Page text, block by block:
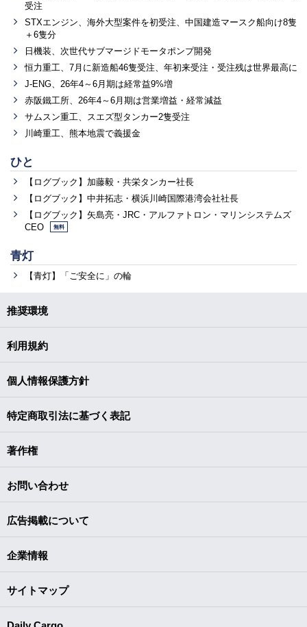
受注
STXエンジン、海外大型案件を初受注、中国建造マースク船向け8隻
＋6隻分
日機装、次世代サブマージドモータポンプ開発
恒力重工、7月に新造船46隻受注、年初来受注・受注残は世界最高に
J-ENG、26年4～6月期は経常益9%増
赤阪鐵工所、26年4～6月期は営業増益・経常減益
サムスン重工、スエズ型タンカー2隻受注
川崎重工、熊本地震で義援金
ひと
【ログブック】加藤毅・共栄タンカー社長
【ログブック】中井拓志・横浜川崎国際港湾会社社長
【ログブック】矢島亮・JRC・アルファトロン・マリンシステムズ
CEO
無料
青灯
【青灯】「ご安全に」の輪
推奨環境
利用規約
個人情報保護方針
特定商取引法に基づく表記
著作権
お問い合わせ
広告掲載について
企業情報
サイトマップ